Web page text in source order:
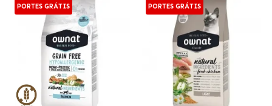
PORTES GRÁTIS PORTES GRÁTIS